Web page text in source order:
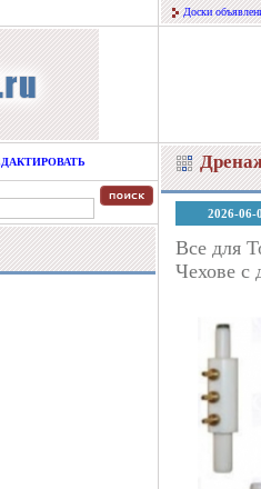
Доски
2026-06-
Все для
Чехове с